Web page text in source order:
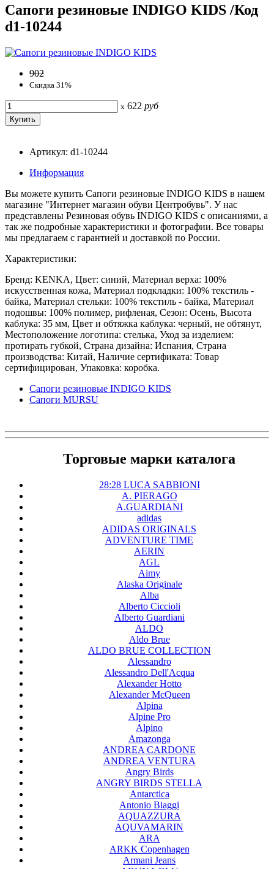
Сапоги резиновые INDIGO KIDS /Код
d1-10244
902
Скидка 31%
x 622 руб
Артикул: d1-10244
Информация
Вы можете купить Сапоги резиновые INDIGO KIDS в нашем
магазине "Интернет магазин обуви Центробувь". У нас
представлены Резиновая обувь INDIGO KIDS с описаниями, а
так же подробные характеристики и фотографии. Все товары
мы предлагаем с гарантией и доставкой по России.
Характеристики:
Бренд: KENKA, Цвет: синий, Материал верха: 100%
искусственная кожа, Материал подкладки: 100% текстиль -
байка, Материал стельки: 100% текстиль - байка, Материал
подошвы: 100% полимер, рифленая, Сезон: Осень, Высота
каблука: 35 мм, Цвет и обтяжка каблука: черный, не обтянут,
Местоположение логотипа: стелька, Уход за изделием:
протирать губкой, Страна дизайна: Испания, Страна
производства: Китай, Наличие сертификата: Товар
сертифицирован, Упаковка: коробка.
Сапоги резиновые INDIGO KIDS
Сапоги MURSU
Торговые марки каталога
28:28 LUCA SABBIONI
A. PIERAGO
A.GUARDIANI
adidas
ADIDAS ORIGINALS
ADVENTURE TIME
AERIN
AGL
Aimy
Alaska Originale
Alba
Alberto Ciccioli
Alberto Guardiani
ALDO
Aldo Brue
ALDO BRUE COLLECTION
Alessandro
Alessandro Dell'Acqua
Alexander Hotto
Alexander McQueen
Alpina
Alpine Pro
Alpino
Amazonga
ANDREA CARDONE
ANDREA VENTURA
Angry Birds
ANGRY BIRDS STELLA
Antarctica
Antonio Biaggi
AQUAZZURA
AQUVAMARIN
ARA
ARKK Copenhagen
Armani Jeans